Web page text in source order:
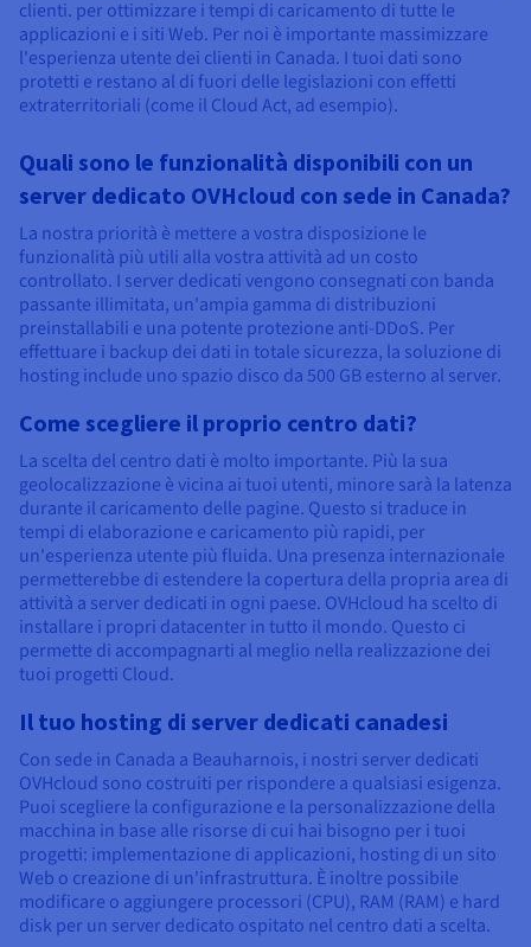
clienti. per ottimizzare i tempi di caricamento di tutte le
applicazioni e i siti Web. Per noi è importante massimizzare
l'esperienza utente dei clienti in Canada. I tuoi dati sono
protetti e restano al di fuori delle legislazioni con effetti
extraterritoriali (come il Cloud Act, ad esempio).
Quali sono le funzionalità disponibili con un
server dedicato OVHcloud con sede in Canada?
La nostra priorità è mettere a vostra disposizione le
funzionalità più utili alla vostra attività ad un costo
controllato. I server dedicati vengono consegnati con banda
passante illimitata, un'ampia gamma di distribuzioni
preinstallabili e una potente protezione anti-DDoS. Per
effettuare i backup dei dati in totale sicurezza, la soluzione di
hosting include uno spazio disco da 500 GB esterno al server.
Come scegliere il proprio centro dati?
La scelta del centro dati è molto importante. Più la sua
geolocalizzazione è vicina ai tuoi utenti, minore sarà la latenza
durante il caricamento delle pagine. Questo si traduce in
tempi di elaborazione e caricamento più rapidi, per
un'esperienza utente più fluida. Una presenza internazionale
permetterebbe di estendere la copertura della propria area di
attività a server dedicati in ogni paese. OVHcloud ha scelto di
installare i propri datacenter in tutto il mondo. Questo ci
permette di accompagnarti al meglio nella realizzazione dei
tuoi progetti Cloud.
Il tuo hosting di server dedicati canadesi
Con sede in Canada a Beauharnois, i nostri server dedicati
OVHcloud sono costruiti per rispondere a qualsiasi esigenza.
Puoi scegliere la configurazione e la personalizzazione della
macchina in base alle risorse di cui hai bisogno per i tuoi
progetti: implementazione di applicazioni, hosting di un sito
Web o creazione di un'infrastruttura. È inoltre possibile
modificare o aggiungere processori (CPU), RAM (RAM) e hard
disk per un server dedicato ospitato nel centro dati a scelta.